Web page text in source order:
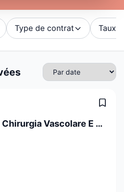
Type de contrat Taux
Infermiere Di Chirurgia Vascolare E Cardiaca